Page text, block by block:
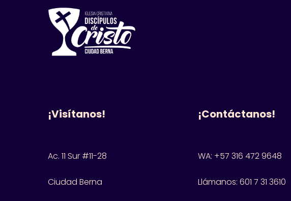
¡Visítanos!
Ac. 11 Sur #11-28
Ciudad Berna
¡Contáctanos!
WA: +57 316 472 9648
Llámanos: 601 7 31 3610